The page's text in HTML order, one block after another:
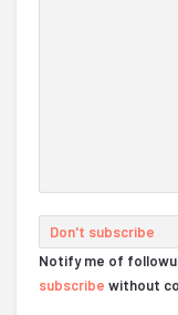
Notify me of
subscribe without